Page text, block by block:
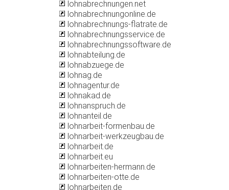
lohnabrechnungen.net
lohnabrechnungonline.de
lohnabrechnungs-flatrate.de
lohnabrechnungsservice.de
lohnabrechnungssoftware.de
lohnabteilung.de
lohnabzuege.de
lohnag.de
lohnagentur.de
lohnakad.de
lohnanspruch.de
lohnanteil.de
lohnarbeit-formenbau.de
lohnarbeit-werkzeugbau.de
lohnarbeit.de
lohnarbeit.eu
lohnarbeiten-hermann.de
lohnarbeiten-otte.de
lohnarbeiten.de